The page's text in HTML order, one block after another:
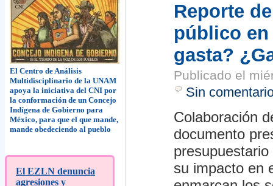
El Centro de Análisis
Multidisciplinario de la UNAM
apoya la iniciativa del CNI por
la conformación de un Concejo
Indígena de Gobierno para
México, para que el que mande,
mande obedeciendo al pueblo
El EZLN denuncia
agresiones y
Reporte
público en
gasta?
Publicado el
Sin
Colaboración
documento
su impacto en